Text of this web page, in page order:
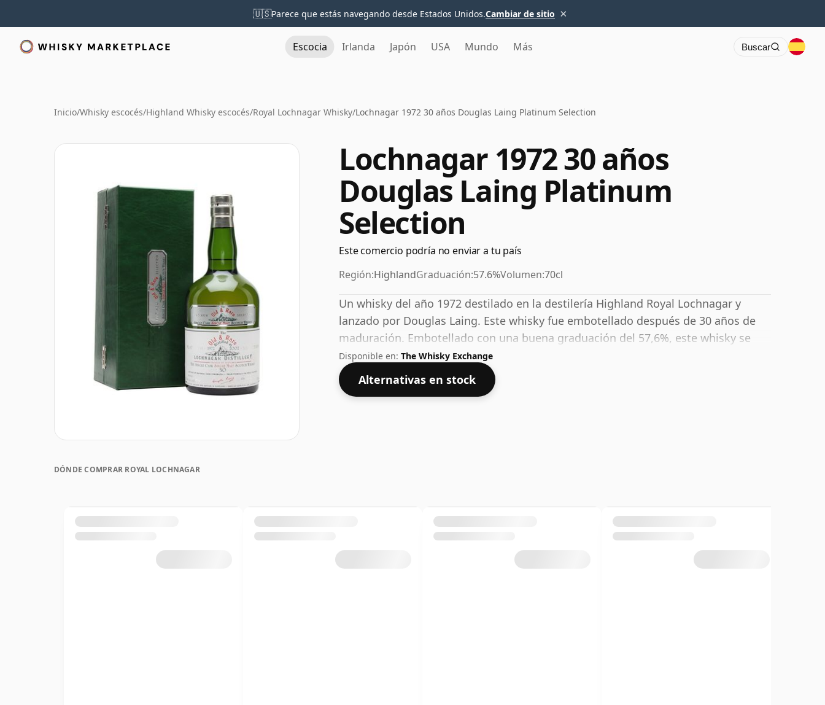
🇺🇸Parece que estás navegando desde Estados Unidos.Cambiar de sitio ×
Escocia Irlanda Japón USA Mundo Más Buscar
Inicio/Whisky escocés/Highland Whisky escocés/Royal Lochnagar Whisky/Lochnagar 1972 30 años Douglas Laing Platinum Selection
Lochnagar 1972 30 años
Douglas Laing Platinum
Selection
Este comercio podría no enviar a tu país
Región:HighlandGraduación:57.6%Volumen:70cl
Un whisky del año 1972 destilado en la destilería Highland Royal Lochnagar y
lanzado por Douglas Laing. Este whisky fue embotellado después de 30 años de
maduración. Embotellado con una buena graduación del 57,6%, este whisky se
presenta en una botella de 70 cl.
Disponible en: The Whisky Exchange
Alternativas en stock
DÓNDE COMPRAR ROYAL LOCHNAGAR